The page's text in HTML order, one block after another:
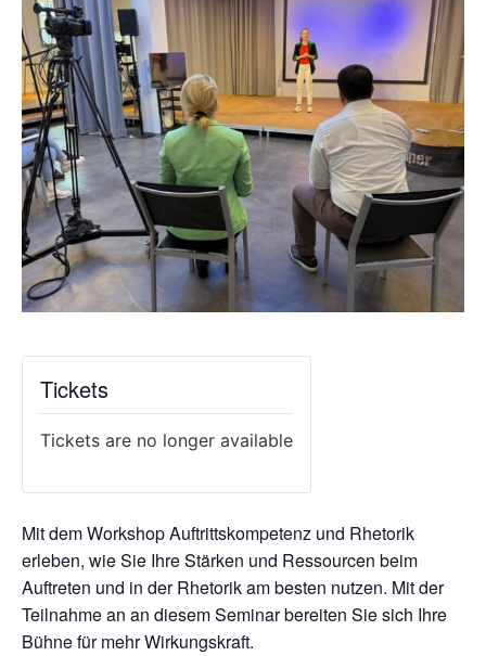
Tickets
Tickets are no longer available
Mit dem Workshop Auftrittskompetenz und Rhetorik
erleben, wie Sie Ihre Stärken und Ressourcen beim
Auftreten und in der Rhetorik am besten nutzen. Mit der
Teilnahme an an diesem Seminar bereiten Sie sich Ihre
Bühne für mehr Wirkungskraft.